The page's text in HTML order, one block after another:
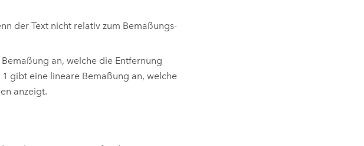
der Text nicht relativ zum Bemaßungs-
an, welche die Entfernung
gibt eine lineare Bemaßung an, welche
anzeigt.